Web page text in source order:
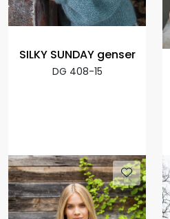
SILKY SUNDAY genser
DG 408-15